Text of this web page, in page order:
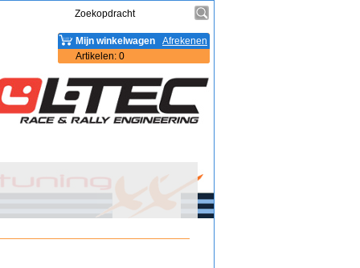
Afrekenen
Mijn winkelwagen
Artikelen: 0